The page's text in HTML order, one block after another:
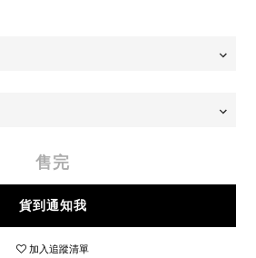
售完
貨到通知我
加入追蹤清單